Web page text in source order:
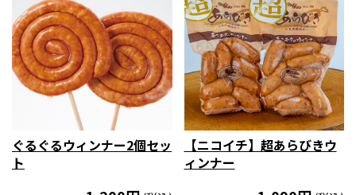
ぐるぐるウィンナー2個セッ
ト
【ニコイチ】超あらびきウ
ィンナー